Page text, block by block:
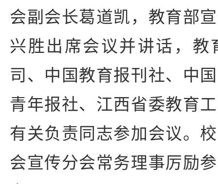
会副会长葛道凯，教育部
兴胜出席会议并讲话，教
司、中国教育报刊社、中
青年报社、江西省委教育
有关负责同志参加会议。
会宣传分会常务理事厉励